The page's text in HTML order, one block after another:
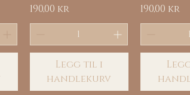
Pris
190,00 kr
Legg til i
handlekurv
Pris
190,00 kr